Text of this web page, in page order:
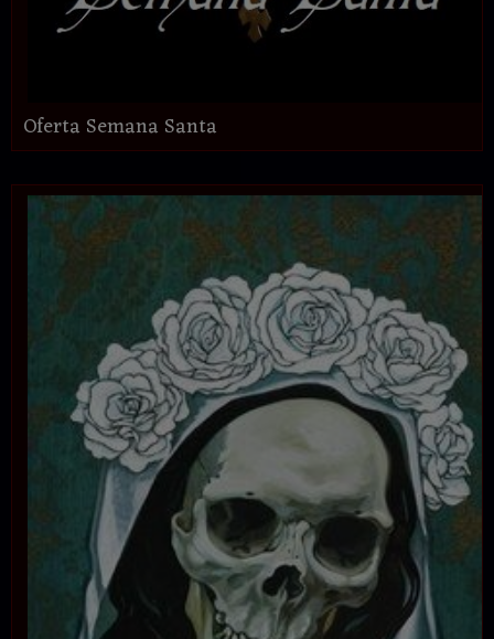
Oferta Semana Santa